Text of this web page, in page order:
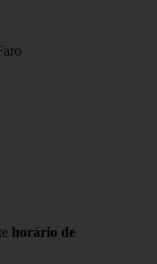
horário de